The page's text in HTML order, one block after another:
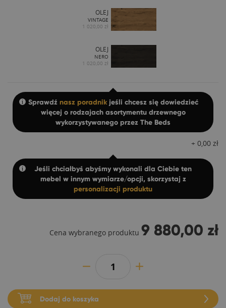
OLEJ
VINTAGE
1 020,00 zł
OLEJ
NERO
1 020,00 zł
Sprawdź nasz poradnikjeśli chcesz się dowiedzieć
więcej o rodzajach asortymentu drzewnego
wykorzystywanego przez The Beds
+ 0,00 zł
Jeśli chciałbyś abyśmy wykonali dla Ciebie ten
mebel w innym wymiarze/opcji, skorzystaj z
personalizacji produktu
Cena wybranego produktu 9 880,00 zł
Dodaj do koszyka